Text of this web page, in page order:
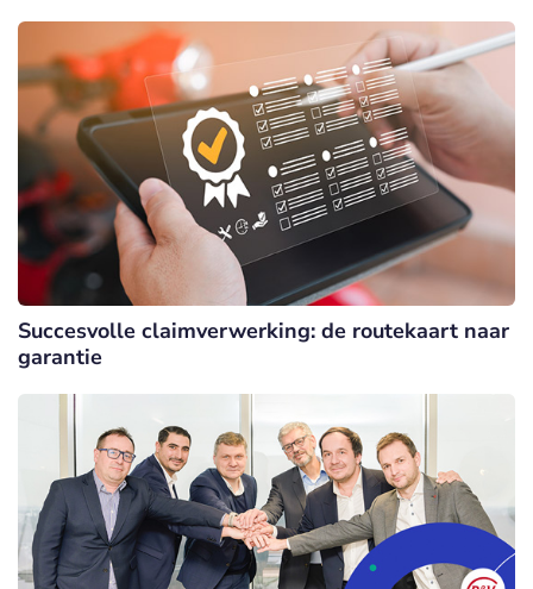
Succesvolle claimverwerking: de routekaart naar
garantie